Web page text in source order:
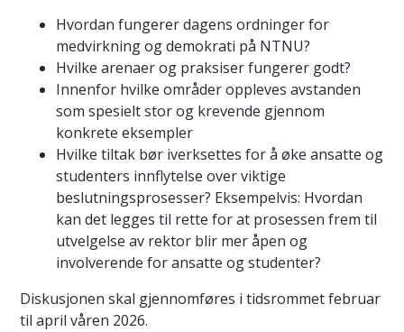
Hvordan fungerer dagens ordninger for
medvirkning og demokrati på NTNU?
Hvilke arenaer og praksiser fungerer godt?
Innenfor hvilke områder oppleves avstanden
som spesielt stor og krevende gjennom
konkrete eksempler
Hvilke tiltak bør iverksettes for å øke ansatte og
studenters innflytelse over viktige
beslutningsprosesser? Eksempelvis: Hvordan
kan det legges til rette for at prosessen frem til
utvelgelse av rektor blir mer åpen og
involverende for ansatte og studenter?
Diskusjonen skal gjennomføres i tidsrommet februar
til april våren 2026.